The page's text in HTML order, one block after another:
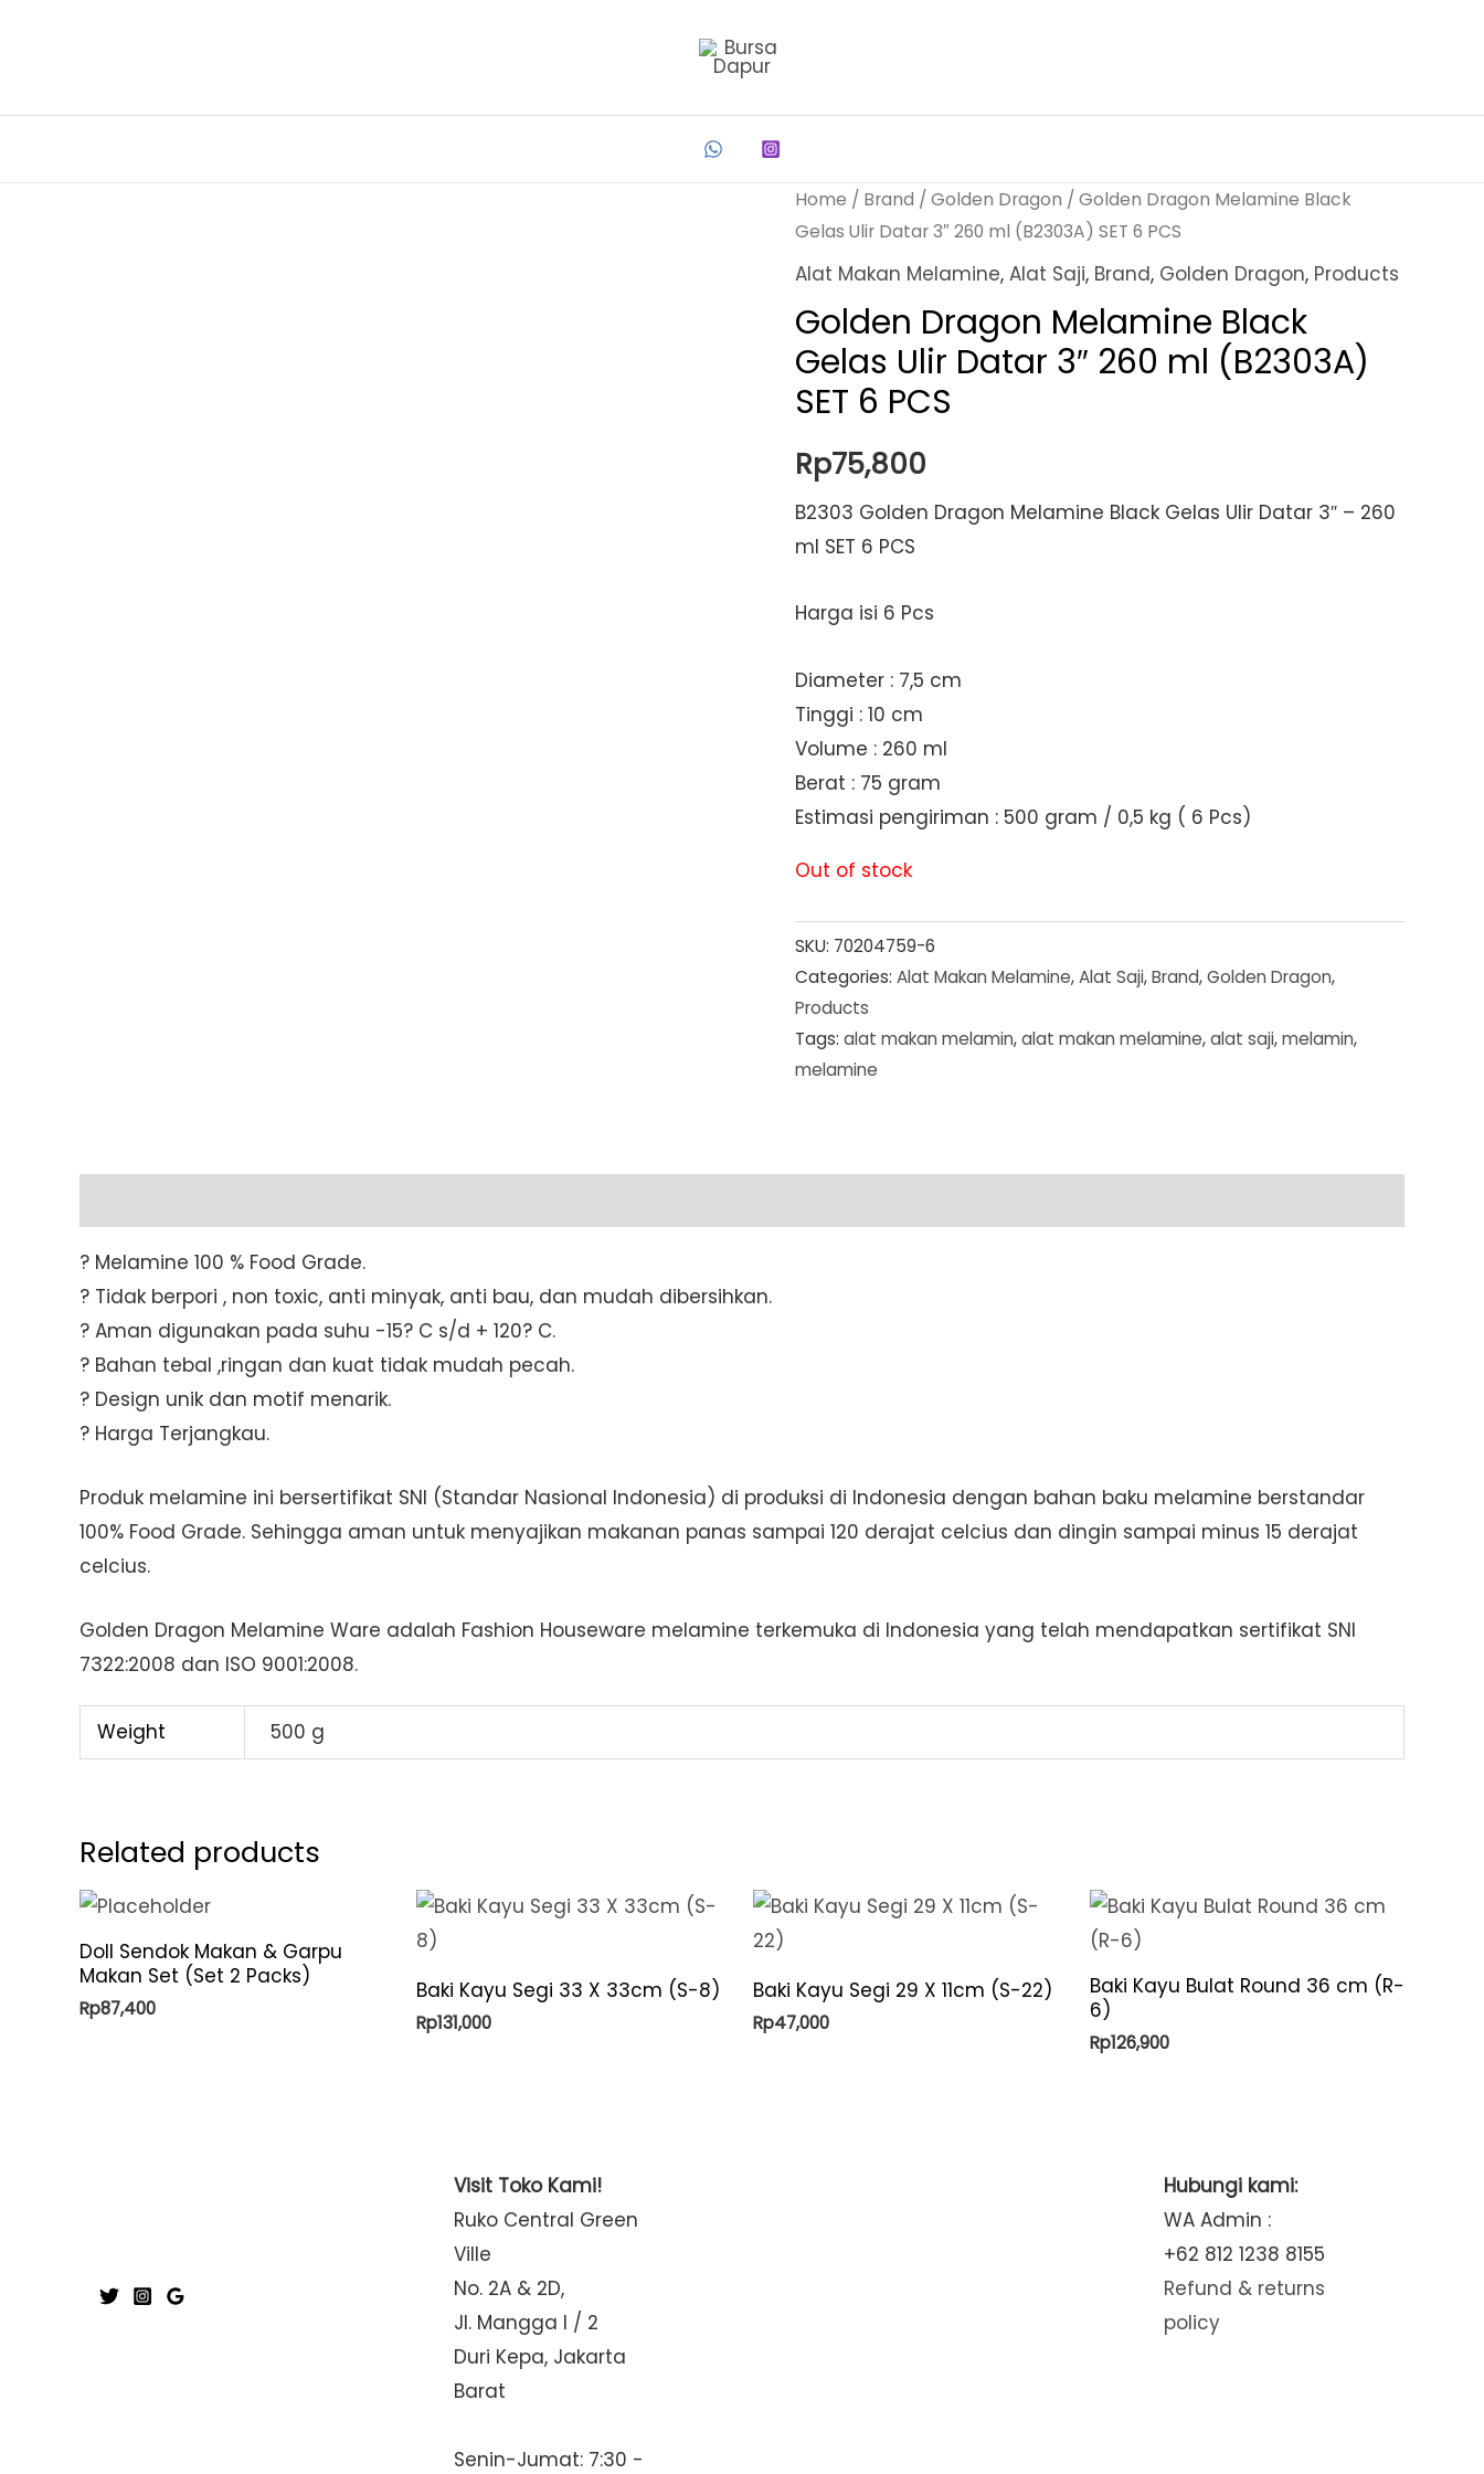
Home / Brand / Golden Dragon / Golden Dragon Melamine Black
Gelas Ulir Datar 3″ 260 ml (B2303A) SET 6 PCS
Alat Makan Melamine, Alat Saji, Brand, Golden Dragon, Products
Golden Dragon Melamine Black
Gelas Ulir Datar 3″ 260 ml (B2303A)
SET 6 PCS
Rp75,800
B2303 Golden Dragon Melamine Black Gelas Ulir Datar 3″ – 260
ml SET 6 PCS
Harga isi 6 Pcs
Diameter : 7,5 cm
Tinggi : 10 cm
Volume : 260 ml
Berat : 75 gram
Estimasi pengiriman : 500 gram / 0,5 kg ( 6 Pcs)
Out of stock
SKU: 70204759-6
Categories: Alat Makan Melamine,Alat Saji,Brand,Golden Dragon,
Products
Tags: alat makan melamin,alat makan melamine,alat saji,melamin,
melamine
? Melamine 100 % Food Grade.
? Tidak berpori , non toxic, anti minyak, anti bau, dan mudah dibersihkan.
? Aman digunakan pada suhu -15? C s/d + 120? C.
? Bahan tebal ,ringan dan kuat tidak mudah pecah.
? Design unik dan motif menarik.
? Harga Terjangkau.
Produk melamine ini bersertifikat SNI (Standar Nasional Indonesia) di produksi di Indonesia dengan bahan baku melamine berstandar
100% Food Grade. Sehingga aman untuk menyajikan makanan panas sampai 120 derajat celcius dan dingin sampai minus 15 derajat
celcius.
Golden Dragon Melamine Ware adalah Fashion Houseware melamine terkemuka di Indonesia yang telah mendapatkan sertifikat SNI
7322:2008 dan ISO 9001:2008.
Weight 500 g
Related products
Doll Sendok Makan & Garpu
Makan Set (Set 2 Packs)
Rp87,400
Baki Kayu Segi 33 X 33cm (S-8)
Rp131,000
Baki Kayu Segi 29 X 11cm (S-22)
Rp47,000
Baki Kayu Bulat Round 36 cm (R-
6)
Rp126,900
Visit Toko Kami!
Ruko Central Green
Ville
No. 2A & 2D,
Jl. Mangga I / 2
Duri Kepa, Jakarta
Barat
Senin-Jumat: 7:30 -
Hubungi kami:
WA Admin :
+62 812 1238 8155
Refund & returns
policy